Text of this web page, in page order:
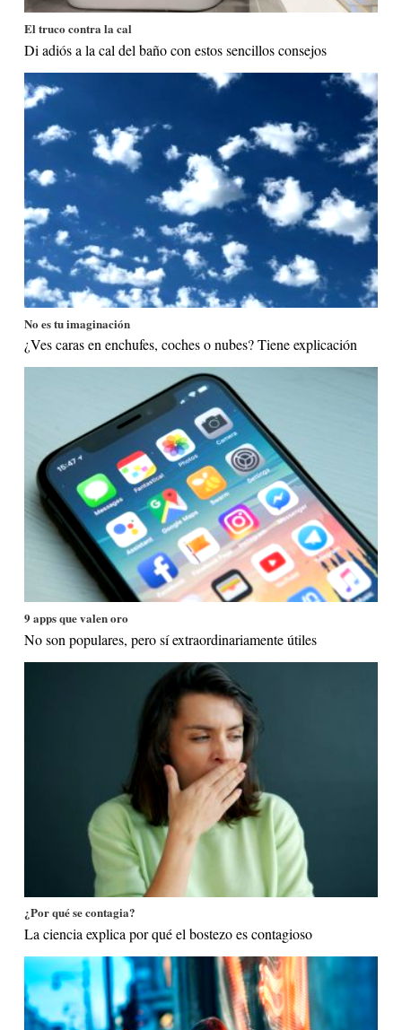
El truco contra la cal
Di adiós a la cal del baño con estos sencillos consejos
No es tu imaginación
¿Ves caras en enchufes, coches o nubes? Tiene explicación
9 apps que valen oro
No son populares, pero sí extraordinariamente útiles
¿Por qué se contagia?
La ciencia explica por qué el bostezo es contagioso